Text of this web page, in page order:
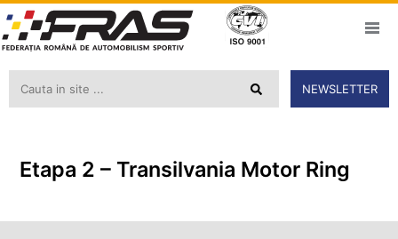
NEWSLETTER
Etapa 2 – Transilvania Motor Ring